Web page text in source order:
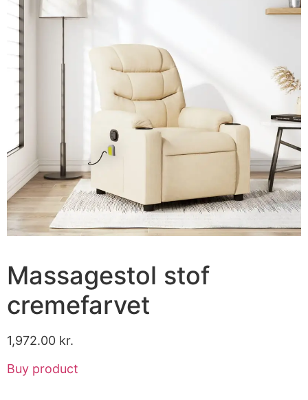
Massagestol stof
cremefarvet
1,972.00 kr.
Buy product